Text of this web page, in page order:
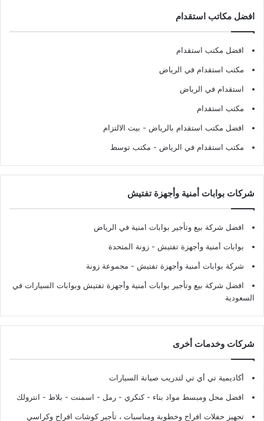
افضل مكاتب استقدام
افضل مكتب استقدام
مكتب استقدام في الرياض
استقدام في الرياض
مكتب استقدام
افضل مكتب استقدام بالرياض - بيت الالتزام
مكتب استقدام في الرياض - مكتب توسط
شركات بوابات أمنية وأجهزة تفتيش
افضل شركة بيع وتأجير بوابات امنية في الرياض
بوابات أمنية وأجهزة تفتيش - زونة المتحدة
شركة بوابات أمنية وأجهزة تفتيش - مجموعة زونة
افضل شركة بيع وتأجير بوابات أمنية وأجهزة تفتيش وبوابات السيارات في
السعودية
شركات وخدمات أخرى
أكاديمية تي أي تي لتدريب صيانة السيارات
افضل محل ومبسط مواد بناء - كنكري - رمل - اسمنت - بلاط - انترولك
تجهيز حفلات افراح وخطوبة ومناسبات ، تأجير كوشات افراح وكراسي